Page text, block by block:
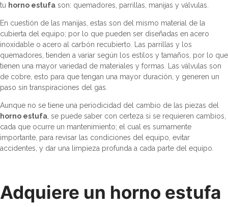
tu horno estufa son: quemadores, parrillas, manijas y válvulas.
En cuestión de las manijas, estas son del mismo material de la
cubierta del equipo; por lo que pueden ser diseñadas en acero
inoxidable o acero al carbón recubierto. Las parrillas y los
quemadores, tienden a variar según los estilos y tamaños, por lo que
tienen una mayor variedad de materiales y formas. Las válvulas son
de cobre, esto para que tengan una mayor duración, y generen un
paso sin transpiraciones del gas.
Aunque no se tiene una periodicidad del cambio de las piezas del
horno estufa , se puede saber con certeza si se requieren cambios,
cada que ocurre un mantenimiento; el cual es sumamente
importante, para revisar las condiciones del equipo, evitar
accidentes, y dar una limpieza profunda a cada parte del equipo.
Adquiere un horno estufa